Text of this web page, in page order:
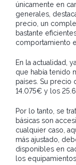
únicamente en
generales,
precio, un
bastante
comportamiento
En la actualidad,
que había tenido
países. Su precio
14.075€ y los
Por lo tanto, se
básicas son
cualquier caso,
más ajustado,
disponibles en
los